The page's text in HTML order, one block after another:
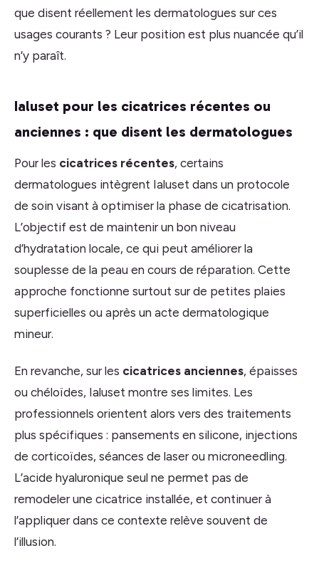
que disent réellement les dermatologues sur ces
usages courants ? Leur position est plus nuancée qu’il
n’y paraît.
Ialuset pour les cicatrices récentes ou
anciennes : que disent les dermatologues
Pour les cicatrices récentes, certains
dermatologues intègrent Ialuset dans un protocole
de soin visant à optimiser la phase de cicatrisation.
L’objectif est de maintenir un bon niveau
d’hydratation locale, ce qui peut améliorer la
souplesse de la peau en cours de réparation. Cette
approche fonctionne surtout sur de petites plaies
superficielles ou après un acte dermatologique
mineur.
En revanche, sur les cicatrices anciennes, épaisses
ou chéloïdes, Ialuset montre ses limites. Les
professionnels orientent alors vers des traitements
plus spécifiques : pansements en silicone, injections
de corticoïdes, séances de laser ou microneedling.
L’acide hyaluronique seul ne permet pas de
remodeler une cicatrice installée, et continuer à
l’appliquer dans ce contexte relève souvent de
l’illusion.